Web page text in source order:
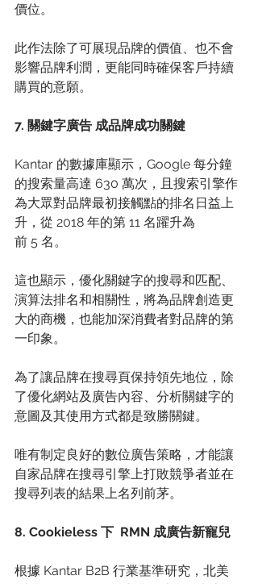
價位。
此作法除了可展現品牌的價值、也不會
影響品牌利潤，更能同時確保客戶持續
購買的意願。
7. 關鍵字廣告 成品牌成功關鍵
Kantar 的數據庫顯示，Google 每分鐘
的搜索量高達 630 萬次，且搜索引擎作
為大眾對品牌最初接觸點的排名日益上
升，從 2018 年的第 11 名躍升為
前 5 名。
這也顯示，優化關鍵字的搜尋和匹配、
演算法排名和相關性，將為品牌創造更
大的商機，也能加深消費者對品牌的第
一印象。
為了讓品牌在搜尋頁保持領先地位，除
了優化網站及廣告內容、分析關鍵字的
意圖及其使用方式都是致勝關鍵。
唯有制定良好的數位廣告策略，才能讓
自家品牌在搜尋引擎上打敗競爭者並在
搜尋列表的結果上名列前茅。
8. Cookieless 下  RMN 成廣告新寵兒
根據 Kantar B2B 行業基準研究，北美